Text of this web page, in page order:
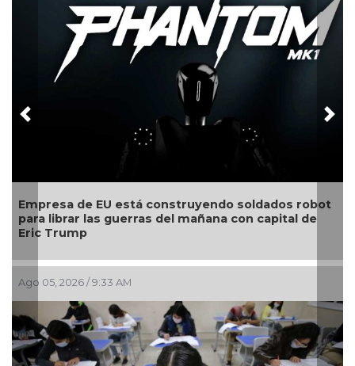
soldados robot
con capital de
Estudiante de la UV gana oro en
competencia universitaria de
Previous